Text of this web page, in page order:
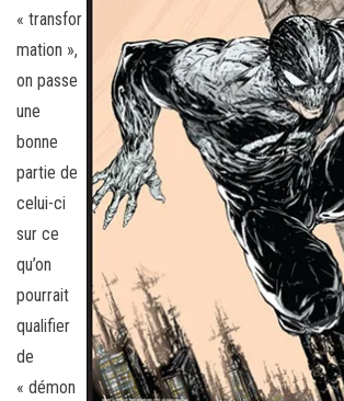
« transfor
mation »,
on passe
une
bonne
partie de
celui-ci
sur ce
qu’on
pourrait
qualifier
de
« démon